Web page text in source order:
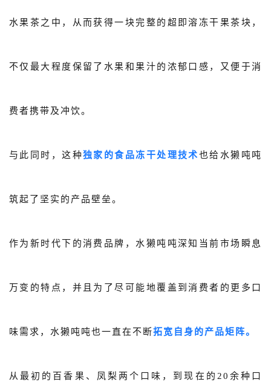
水果茶之中，从而获得一块完整的超即溶冻干果茶块，
不仅最大程度保留了水果和果汁的浓郁口感，又便于消
费者携带及冲饮。
与此同时，这种独家的食品冻干处理技术也给水獭吨吨
筑起了坚实的产品壁垒。
作为新时代下的消费品牌，水獭吨吨深知当前市场瞬息
万变的特点，并且为了尽可能地覆盖到消费者的更多口
味需求，水獭吨吨也一直在不断拓宽自身的产品矩阵。
从最初的百香果、凤梨两个口味，到现在的20余种口